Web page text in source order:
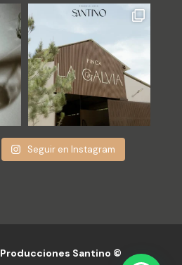
Seguir en Instagram
Producciones Santino ©